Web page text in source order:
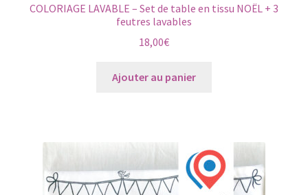
COLORIAGE LAVABLE – Set de table en tissu NOËL + 3
feutres lavables
18,00€
Ajouter au panier